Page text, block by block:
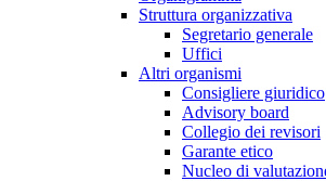
Struttura organizzativa
Segretario generale
Uffici
Altri organismi
Consigliere giuridico
Advisory board
Collegio dei revisori
Garante etico
Nucleo di